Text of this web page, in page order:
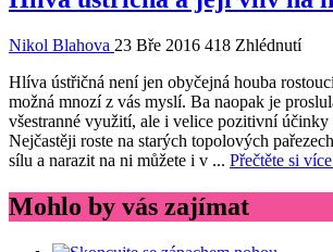
Nikol Blahova 23 Bře 2016 418 Zhlédnutí
Hlíva ústřičná není jen obyčejná houba
možná mnozí z vás myslí. Ba naopak je
všestranné využití, ale i velice pozitivní účinky
Nejčastěji roste na starých topolových
sílu a narazit na ni můžete i v ... Přečtěte si
Mohlo by vás zajímat